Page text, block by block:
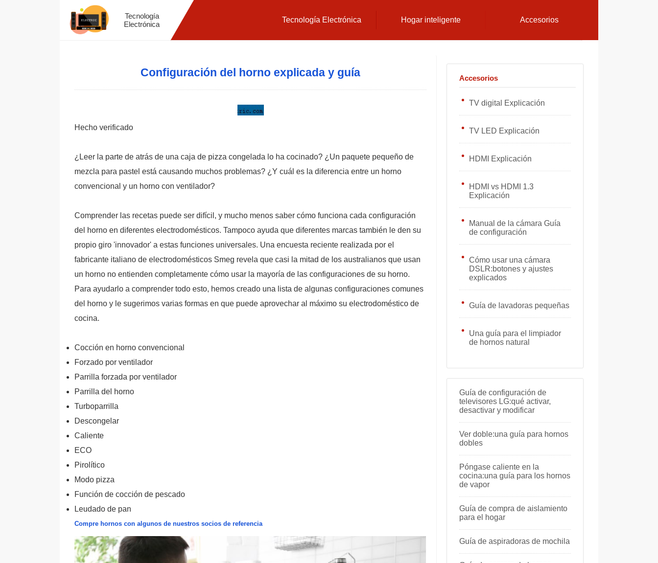
Tecnología
Electrónica
Tecnología Electrónica Hogar inteligente Accesorios
Configuración del horno explicada y guía
Hecho verificado
¿Leer la parte de atrás de una caja de pizza congelada lo ha cocinado? ¿Un paquete pequeño de
mezcla para pastel está causando muchos problemas? ¿Y cuál es la diferencia entre un horno
convencional y un horno con ventilador?
Comprender las recetas puede ser difícil, y mucho menos saber cómo funciona cada configuración
del horno en diferentes electrodomésticos. Tampoco ayuda que diferentes marcas también le den su
propio giro 'innovador' a estas funciones universales. Una encuesta reciente realizada por el
fabricante italiano de electrodomésticos Smeg revela que casi la mitad de los australianos que usan
un horno no entienden completamente cómo usar la mayoría de las configuraciones de su horno.
Para ayudarlo a comprender todo esto, hemos creado una lista de algunas configuraciones comunes
del horno y le sugerimos varias formas en que puede aprovechar al máximo su electrodoméstico de
cocina.
Cocción en horno convencional
Forzado por ventilador
Parrilla forzada por ventilador
Parrilla del horno
Turboparrilla
Descongelar
Caliente
ECO
Pirolítico
Modo pizza
Función de cocción de pescado
Leudado de pan
Compre hornos con algunos de nuestros socios de referencia
Accesorios
TV digital Explicación
TV LED Explicación
HDMI Explicación
HDMI vs HDMI 1.3
Explicación
Manual de la cámara Guía
de configuración
Cómo usar una cámara
DSLR:botones y ajustes
explicados
Guía de lavadoras pequeñas
Una guía para el limpiador
de hornos natural
Guía de configuración de
televisores LG:qué activar,
desactivar y modificar
Ver doble:una guía para hornos
dobles
Póngase caliente en la
cocina:una guía para los hornos
de vapor
Guía de compra de aislamiento
para el hogar
Guía de aspiradoras de mochila